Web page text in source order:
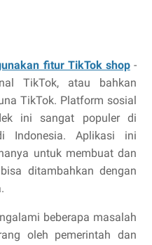
fitur TikTok shop -
TikTok, atau bahkan
TikTok. Platform sosial
ini sangat populer di
Indonesia. Aplikasi ini
untuk membuat dan
ditambahkan dengan
beberapa masalah
oleh pemerintah dan